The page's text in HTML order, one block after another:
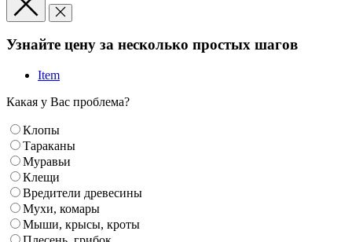
Узнайте цену за несколько простых шагов
Item
Какая у Вас проблема?
Клопы
Тараканы
Муравьи
Клещи
Вредители древесины
Мухи, комары
Мыши, крысы, кроты